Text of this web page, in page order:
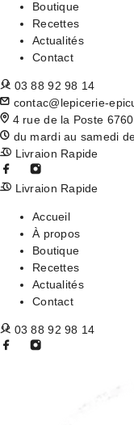
Boutique
Recettes
Actualités
Contact
03 88 92 98 14
contac@lepicerie-
4 rue de la Poste
du mardi au samedi
Livraion Rapide
Livraion Rapide
Accueil
À propos
Boutique
Recettes
Actualités
Contact
03 88 92 98 14